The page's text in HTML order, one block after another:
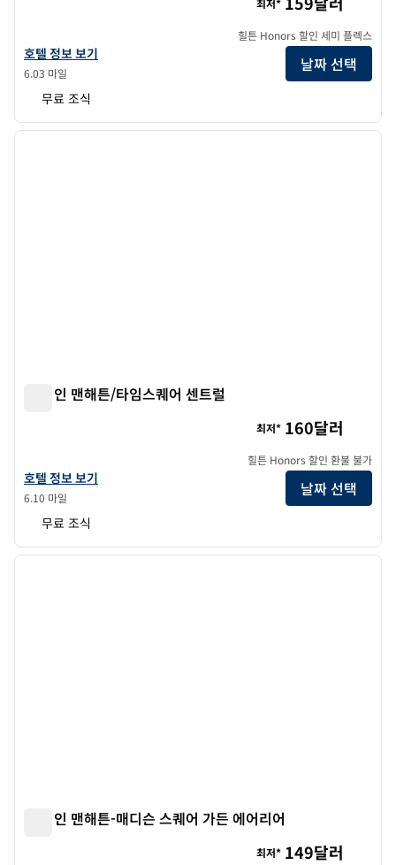
햄튼 인 Manhattan-35th St/Empire State Bldg의 호텔 정보 보기
호텔 정보 보기
6.03 마일
최저*
힐튼 Honors 할인 세미 플렉스
날짜 선택
무료 조식
1/12
1/12
다음
햄튼 인 맨해튼/타임스퀘어 센트럴
햄튼 인 맨해튼/타임 스퀘어 센트럴의 호텔 정보 보기
호텔 정보 보기
6.10 마일
최저* 160달러
힐튼 Honors 할인 환불 불가
날짜 선택
무료 조식
1/12
1/12
다음
햄튼 인 맨해튼-매디슨 스퀘어 가든 에어리어
최저* 149달러